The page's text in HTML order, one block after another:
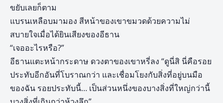
ขยับเลยก็ตาม
แบรนเหลือบมามอง สีหน้าของเขาขมวดด้วยความไม่
สบายใจเมื่อได้ยินเสียงของอีธาน
“เจออะไรหรือ?”
อีธานแตะหน้ากระดาษ ดวงตาของเขาหรี่ลง “ดูนี่สิ นี่คือรอย
ประทับอีกอันที่โบราณกว่า และเชื่อมโยงกับสิ่งที่อยู่บนมือ
ของฉัน รอยประทับนี้… เป็นส่วนหนึ่งของบางสิ่งที่ใหญ่กว่านี้